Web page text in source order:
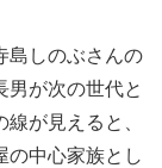
島しのぶさんの
男が次の世代と
が見えると、
の中心家族とし